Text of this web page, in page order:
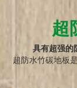
超
具有超强的
超防水竹碳地板